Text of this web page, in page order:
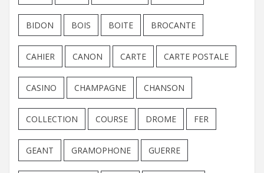
BIDON BOIS BOITE BROCANTE
CAHIER CANON CARTE CARTE POSTALE
CASINO CHAMPAGNE CHANSON
COLLECTION COURSE DROME FER
GEANT GRAMOPHONE GUERRE